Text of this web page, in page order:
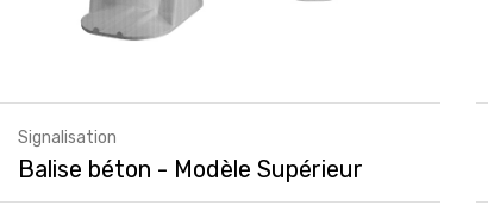
Signalisation
Balise béton - Modèle Supérieur